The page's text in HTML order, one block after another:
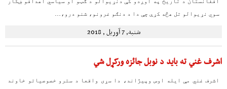
سوي نړیوالو تل هڅه کړې چې دا د دنګو غرونو، شنو درو،…
شنبه, 7 آوریل , 2018
اشرف غني ته باید د نوبل جائزه ورکړل شي
اشرف غني مې ایله اوس وپیژاند، دا سړی واقعا د سترو خصوصیاتو خاوند